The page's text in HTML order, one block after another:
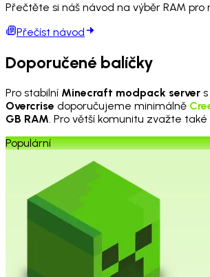
Přečtěte si náš návod na výběr RAM pro
Přečíst návod
Doporučené balíčky
Pro stabilní Minecraft modpack server s
Overcrise doporučujeme minimálně
GB RAM. Pro větší komunitu zvažte také
Populární